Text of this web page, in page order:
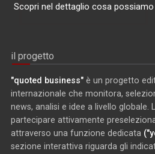
Scopri nel dettaglio cosa
il progetto
"quoted business" è un progetto
internazionale che monitora,
news, analisi e idee a livello globale.
partecipare attivamente
attraverso una funzione dedicata
sezione interattiva riguarda gli